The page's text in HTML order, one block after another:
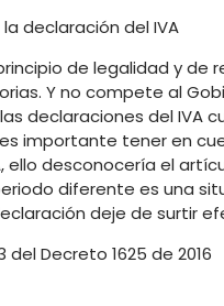
declaración del IVA
de legalidad y de
Y no compete al
declaraciones del IVA
importante tener en
desconocería el
diferente es una
deje de surtir
del Decreto 1625 de 2016